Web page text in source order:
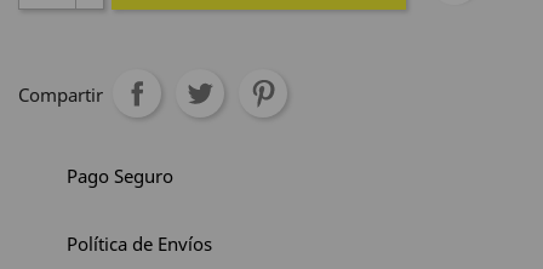
Compartir
Pago Seguro
Política de Envíos